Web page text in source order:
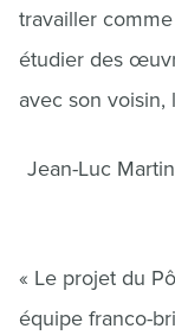
travailler
étudier des
avec son voisin,
Jean-Luc
« Le projet du
équipe franco-